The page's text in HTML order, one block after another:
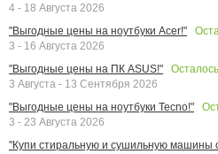
4 - 18 Августа 2026
"Выгодные цены на ноутбуки Acer!"
3 - 16 Августа 2026
"Выгодные цены на ПК ASUS!"
Осталось
3 Августа - 13 Сентября 2026
"Выгодные цены на ноутбуки Tecno!"
3 - 23 Августа 2026
"Купи стиральную и сушильную машины